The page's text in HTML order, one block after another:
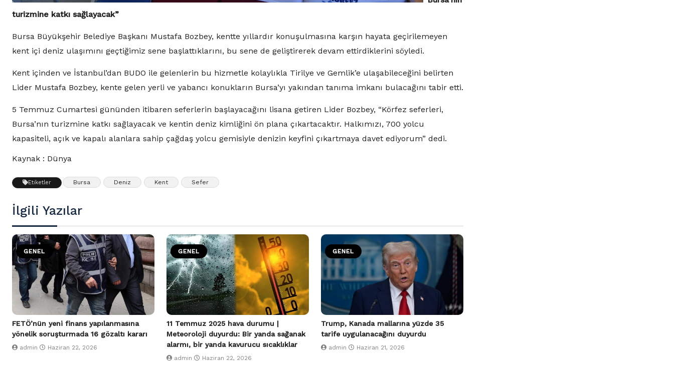
turizmine katkı sağlayacak”
Bursa Büyükşehir Belediye Başkanı Mustafa Bozbey, kentte yıllardır konuşulmasına karşın hayata geçirilemeyen
kent içi deniz ulaşımını geçtiğimiz sene başlattıklarını, bu sene de geliştirerek devam ettirdiklerini söyledi.
Kent içinden ve İstanbul’dan BUDO ile gelenlerin bu hizmetle kolaylıkla Tirilye ve Gemlik’e ulaşabileceğini belirten
Lider Mustafa Bozbey, kente gelen yerli ve yabancı konukların Bursa’yı yakından tanıma imkanı bulacağını tabir etti.
5 Temmuz Cumartesi gününden itibaren seferlerin başlayacağını lisana getiren Lider Bozbey, “Körfez seferleri,
Bursa’nın turizmine katkı sağlayacak ve kentin deniz kimliğini ön plana çıkartacaktır. Halkımızı, 700 yolcu
kapasiteli, açık ve kapalı alanlara sahip çağdaş yolcu gemisiyle denizin keyfini çıkartmaya davet ediyorum” dedi.
Kaynak : Dünya
Etiketler Bursa Deniz Kent Sefer
İlgili Yazılar
GENEL
FETÖ’nün yeni finans yapılanmasına
yönelik soruşturmada 16 gözaltı kararı
admin Haziran 22, 2026
GENEL
11 Temmuz 2025 hava durumu |
Meteoroloji duyurdu: Bir yanda sağanak
alarmı, bir yanda kavurucu sıcaklıklar
admin Haziran 22, 2026
GENEL
Trump, Kanada mallarına yüzde 35
tarife uygulanacağını duyurdu
admin Haziran 21, 2026